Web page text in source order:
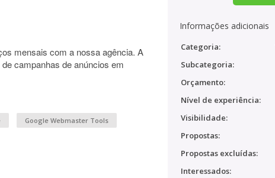
mensais com a nossa agência. A
campanhas de anúncios em
Google Webmaster Tools
Informações adicionais
Categoria:
Subcategoria:
Orçamento:
Nível de experiência:
Visibilidade:
Propostas:
Propostas excluídas:
Interessados: